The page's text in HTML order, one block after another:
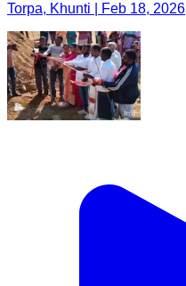
Torpa, Khunti | Feb 18, 2026